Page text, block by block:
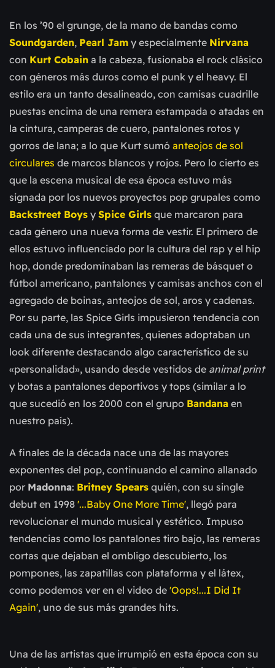
En los ’90 el grunge, de la mano de bandas como
Soundgarden, Pearl Jam y especialmente Nirvana
con Kurt Cobain a la cabeza, fusionaba el rock clásico
con géneros más duros como el punk y el heavy. El
estilo era un tanto desalineado, con camisas cuadrille
puestas encima de una remera estampada o atadas en
la cintura, camperas de cuero, pantalones rotos y
gorros de lana; a lo que Kurt sumó anteojos de sol
circulares de marcos blancos y rojos. Pero lo cierto es
que la escena musical de esa época estuvo más
signada por los nuevos proyectos pop grupales como
Backstreet Boys y Spice Girls que marcaron para
cada género una nueva forma de vestir. El primero de
ellos estuvo influenciado por la cultura del rap y el hip
hop, donde predominaban las remeras de básquet o
fútbol americano, pantalones y camisas anchos con el
agregado de boinas, anteojos de sol, aros y cadenas.
Por su parte, las Spice Girls impusieron tendencia con
cada una de sus integrantes, quienes adoptaban un
look diferente destacando algo característico de su
«personalidad», usando desde vestidos de animal print
y botas a pantalones deportivos y tops (similar a lo
que sucedió en los 2000 con el grupo Bandana en
nuestro país).
A finales de la década nace una de las mayores
exponentes del pop, continuando el camino allanado
por Madonna: Britney Spears quién, con su single
debut en 1998 '...Baby One More Time', llegó para
revolucionar el mundo musical y estético. Impuso
tendencias como los pantalones tiro bajo, las remeras
cortas que dejaban el ombligo descubierto, los
pompones, las zapatillas con plataforma y el látex,
como podemos ver en el video de 'Oops!...I Did It
Again', uno de sus más grandes hits.
Una de las artistas que irrumpió en esta época con su